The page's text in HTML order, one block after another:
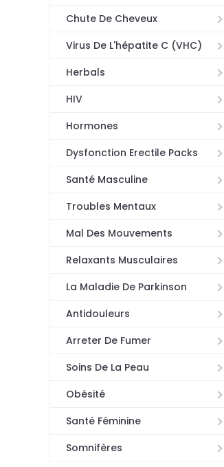
Chute De Cheveux
Virus De L'hépatite C (VHC)
Herbals
HIV
Hormones
Dysfonction Erectile Packs
Santé Masculine
Troubles Mentaux
Mal Des Mouvements
Relaxants Musculaires
La Maladie De Parkinson
Antidouleurs
Arreter De Fumer
Soins De La Peau
Obésité
Santé Féminine
Somnifères